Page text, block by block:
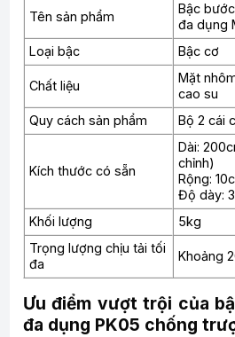
Tên sản phẩm
Bậc
đa dụng
Loại bậc
Bậc cơ
Chất liệu
Mặt
cao su
Quy cách sản phẩm
Bộ 2 cái
Kích thước có sẵn
Dài:
chỉnh)
Rộng:
Độ dày:
Khối lượng
5kg
Trọng lượng chịu tải tối
đa
Khoảng
Ưu điểm vượt trội của
đa dụng PK05 chống